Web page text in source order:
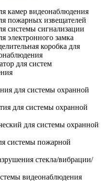
камер видеонаблюдения
пожарных извещателей
системы сигнализации
электронного замка
коробка для
для систем
для системы охранной
для системы охранной
для системы охранной
системы пожарной
стекла/вибрации/
видеонаблюдения